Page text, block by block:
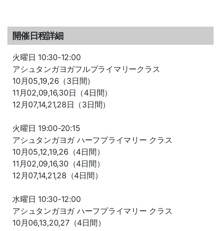
開催日程詳細
火曜日 10:30-12:00
アシュタンガヨガフルプライマリークラス
10月05,19,26（3日間）
11月02,09,16,30日（4日間）
12月07,14,21,28日（3日間）
火曜日 19:00-20:15
アシュタンガヨガ ハーフプライマリー クラス
10月05,12,19,26（4日間）
11月02,09,16,30（4日間）
12月07,14,21,28（4日間）
水曜日 10:30-12:00
アシュタンガヨガ ハーフプライマリー クラス
10月06,13,20,27（4日間）